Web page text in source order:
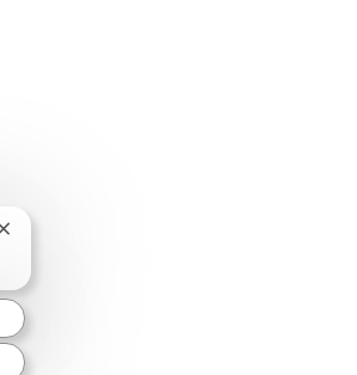
Fechar notificação de chatbot